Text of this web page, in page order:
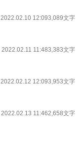
2022.02.10 12:093,089文字
2022.02.11 11:483,383文字
2022.02.12 12:093,953文字
2022.02.13 11:462,658文字